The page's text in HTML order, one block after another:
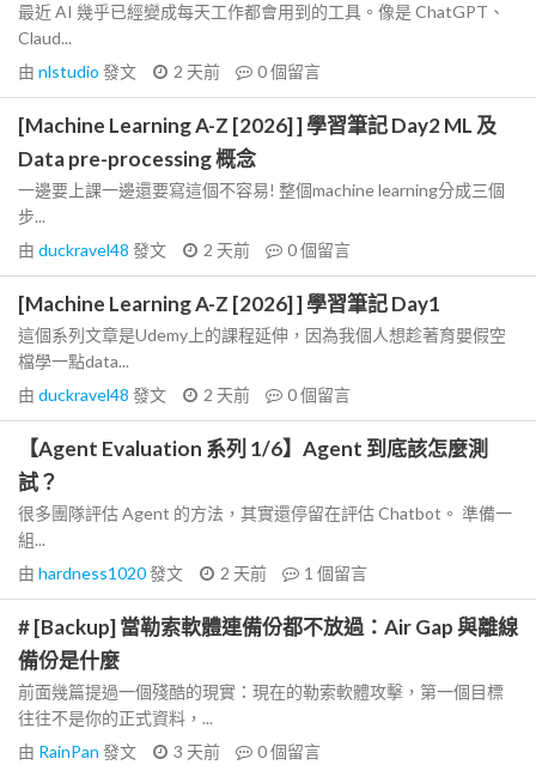
最近 AI 幾乎已經變成每天工作都會用到的工具。像是 ChatGPT、
Claud...
由 nlstudio 發文 2 天前 0個留言
[Machine Learning A-Z [2026] ] 學習筆記 Day2 ML 及
Data pre-processing 概念
一邊要上課一邊還要寫這個不容易! 整個machine learning分成三個
步...
由 duckravel48 發文 2 天前 0個留言
[Machine Learning A-Z [2026] ] 學習筆記 Day1
這個系列文章是Udemy上的課程延伸，因為我個人想趁著育嬰假空
檔學一點data...
由 duckravel48 發文 2 天前 0個留言
【Agent Evaluation 系列 1/6】Agent 到底該怎麼測
試？
很多團隊評估 Agent 的方法，其實還停留在評估 Chatbot。 準備一
組...
由 hardness1020發文 2 天前 1 個留言
# [Backup] 當勒索軟體連備份都不放過：Air Gap 與離線
備份是什麼
前面幾篇提過一個殘酷的現實：現在的勒索軟體攻擊，第一個目標
往往不是你的正式資料，...
由 RainPan 發文 3 天前 0個留言